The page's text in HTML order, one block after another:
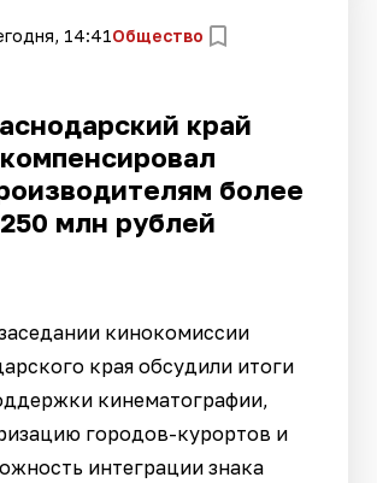
14:41Общество
край
компенсировал
более
250 млн рублей
кинокомиссии
края обсудили итоги
кинематографии,
городов-курортов и
интеграции знака